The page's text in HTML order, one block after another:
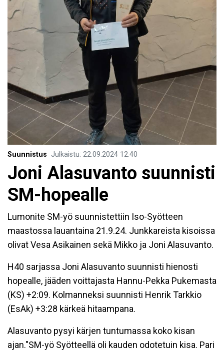
Suunnistus Julkaistu: 22.09.2024 12.40
Joni Alasuvanto suunnisti
SM-hopealle
Lumonite SM-yö suunnistettiin Iso-Syötteen
maastossa lauantaina 21.9.24. Junkkareista kisoissa
olivat Vesa Asikainen sekä Mikko ja Joni Alasuvanto.
H40 sarjassa Joni Alasuvanto suunnisti hienosti
hopealle, jääden voittajasta Hannu-Pekka Pukemasta
(KS) +2:09. Kolmanneksi suunnisti Henrik Tarkkio
(EsAk) +3:28 kärkeä hitaampana.
Alasuvanto pysyi kärjen tuntumassa koko kisan
ajan."SM-yö Syötteellä oli kauden odotetuin kisa. Pari